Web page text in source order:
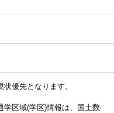
優先となります。
学区域(学区)情報は、国土数